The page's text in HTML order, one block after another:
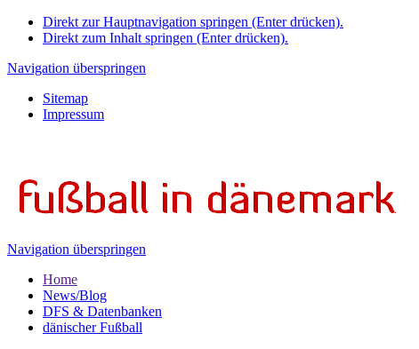
Direkt zur Hauptnavigation springen (Enter drücken).
Direkt zum Inhalt springen (Enter drücken).
Navigation überspringen
Sitemap
Impressum
Navigation überspringen
Home
News/Blog
DFS & Datenbanken
dänischer Fußball